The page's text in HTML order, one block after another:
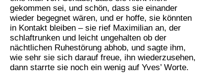
gekommen sei, und schön, dass sie einander
wieder begegnet wären, und er hoffe, sie könnten
in Kontakt bleiben – sie rief Maximilian an, der
schlaftrunken und leicht ungehalten ob der
nächtlichen Ruhestörung abhob, und sagte ihm,
wie sehr sie sich darauf freue, ihn wiederzusehen,
dann starrte sie noch ein wenig auf Yves’ Worte.